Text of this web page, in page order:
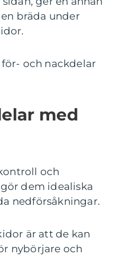
bräda under
och nackdelar
med
och
dem idealiska
nedförsåkningar.
är att de kan
nybörjare och